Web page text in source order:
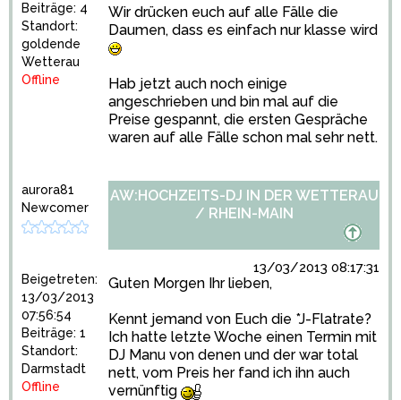
Beiträge: 4
Standort:
goldende
Wetterau
Offline
Wir drücken euch auf alle Fälle die
Daumen, dass es einfach nur klasse wird
Hab jetzt auch noch einige
angeschrieben und bin mal auf die
Preise gespannt, die ersten Gespräche
waren auf alle Fälle schon mal sehr nett.
aurora81
Newcomer
Beigetreten:
13/03/2013
07:56:54
Beiträge: 1
Standort:
Darmstadt
Offline
AW:HOCHZEITS-DJ IN DER WETTERAU
/ RHEIN-MAIN
13/03/2013 08:17:31
Guten Morgen Ihr lieben,
Kennt jemand von Euch die *J-Flatrate?
Ich hatte letzte Woche einen Termin mit
DJ Manu von denen und der war total
nett, vom Preis her fand ich ihn auch
vernünftig